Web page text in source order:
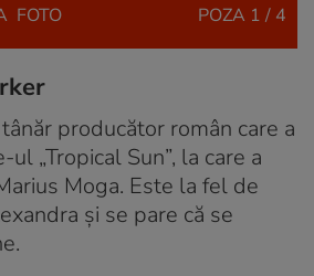
FOTO POZA 1 / 4
producător român care a
„Tropical Sun”, la care a
Moga. Este la fel de
și se pare că se